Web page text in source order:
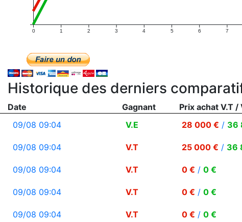
0 1 2 3 4 5 6 7
Historique des derniers
Date Gagnant Prix achat V.T /
09/08 09:04
V.E 28 000 € / 36
09/08 09:04 V.T 25 000 € / 36
09/08 09:04 V.T 0 € / 0 €
09/08 09:04 V.T 0 € / 0 €
09/08 09:04 V.T 0 € / 0 €